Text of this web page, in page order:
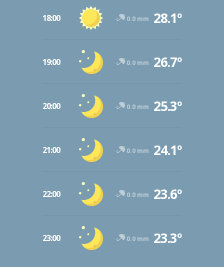
18:00 0.0 mm 28.1º
19:00 0.0 mm 26.7º
20:00 0.0 mm 25.3º
21:00 0.0 mm 24.1º
22:00 0.0 mm 23.6º
23:00 0.0 mm 23.3º